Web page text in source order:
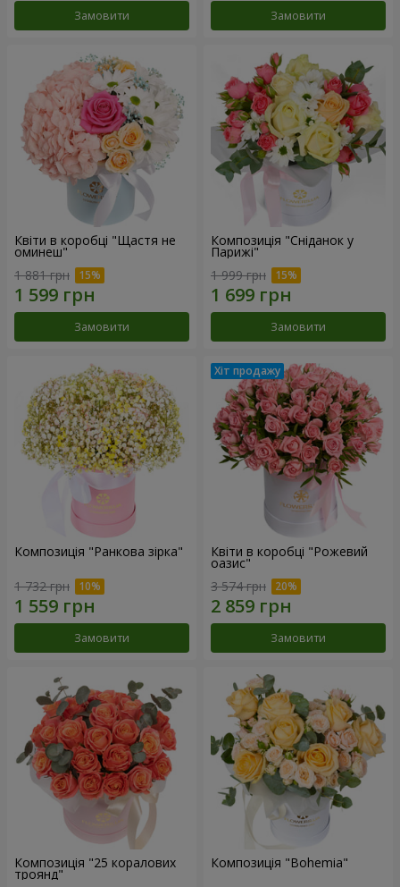
Замовити Замовити
Квіти в коробці "Щастя не
оминеш"
1 881 грн
Замовити
Композиція "Сніданок у
Парижі"
1 999 грн
Замовити
Композиція "Ранкова зірка"
1 732 грн
Замовити
Квіти в коробці "Рожевий
оазис"
3 574 грн
Замовити
Композиція "25 коралових
троянд"
Композиція "Bohemia"